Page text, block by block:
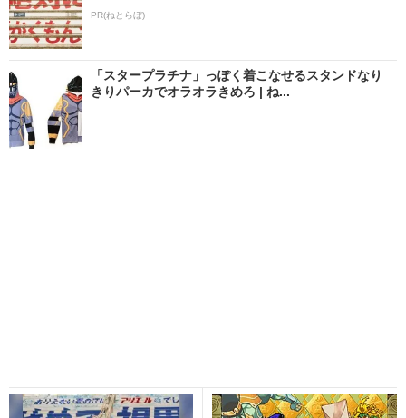
PR(ねとらぼ)
「スタープラチナ」っぽく着こなせるスタンドなり
きりパーカでオラオラきめろ | ね...